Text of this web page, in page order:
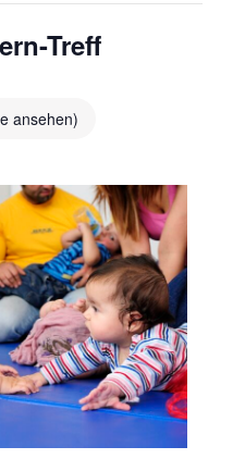
Treff
ansehen)